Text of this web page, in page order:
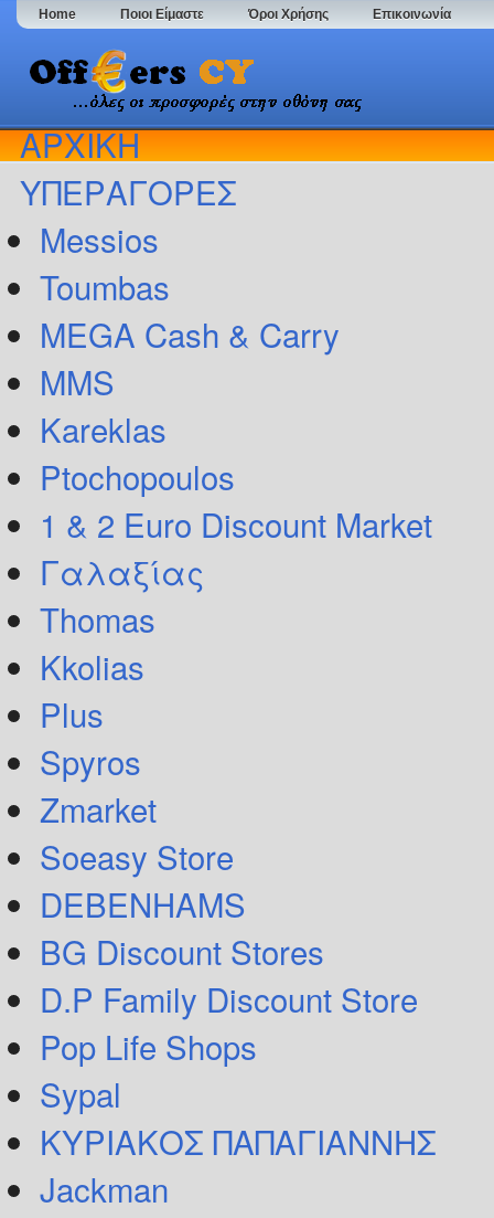
Home Ποιοι Είμαστε Όροι Χρήσης Επικοινωνία
ΑΡΧΙΚΗ
ΥΠΕΡΑΓΟΡΕΣ
Messios
Toumbas
MEGA Cash & Carry
MMS
Kareklas
Ptochopoulos
1 & 2 Euro Discount Market
Γαλαξίας
Thomas
Kkolias
Plus
Spyros
Zmarket
Soeasy Store
DEBENHAMS
BG Discount Stores
D.P Family Discount Store
Pop Life Shops
Sypal
ΚΥΡΙΑΚΟΣ ΠΑΠΑΓΙΑΝΝΗΣ
Jackman